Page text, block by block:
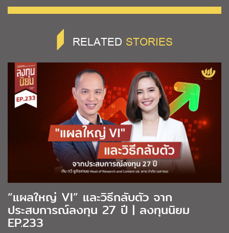
RELATED STORIES
“แผลใหญ่ VI” และวิธีกลับตัว จาก
ประสบการณ์ลงทุน 27 ปี | ลงทุนนิยม
EP.233